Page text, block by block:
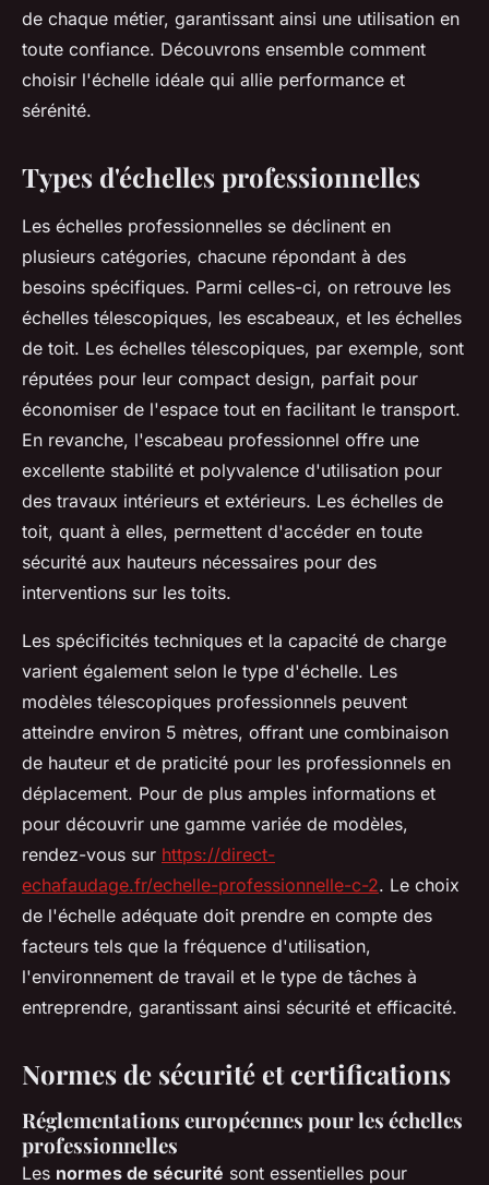
de chaque métier, garantissant ainsi une utilisation en
toute confiance. Découvrons ensemble comment
choisir l'échelle idéale qui allie performance et
sérénité.
Types d'échelles professionnelles
Les échelles professionnelles se déclinent en
plusieurs catégories, chacune répondant à des
besoins spécifiques. Parmi celles-ci, on retrouve les
échelles télescopiques, les escabeaux, et les échelles
de toit. Les échelles télescopiques, par exemple, sont
réputées pour leur compact design, parfait pour
économiser de l'espace tout en facilitant le transport.
En revanche, l'escabeau professionnel offre une
excellente stabilité et polyvalence d'utilisation pour
des travaux intérieurs et extérieurs. Les échelles de
toit, quant à elles, permettent d'accéder en toute
sécurité aux hauteurs nécessaires pour des
interventions sur les toits.
Les spécificités techniques et la capacité de charge
varient également selon le type d'échelle. Les
modèles télescopiques professionnels peuvent
atteindre environ 5 mètres, offrant une combinaison
de hauteur et de praticité pour les professionnels en
déplacement. Pour de plus amples informations et
pour découvrir une gamme variée de modèles,
rendez-vous sur https://direct-
echafaudage.fr/echelle-professionnelle-c-2. Le choix
de l'échelle adéquate doit prendre en compte des
facteurs tels que la fréquence d'utilisation,
l'environnement de travail et le type de tâches à
entreprendre, garantissant ainsi sécurité et efficacité.
Normes de sécurité et certifications
Réglementations européennes pour les échelles
professionnelles
Les normes de sécurité sont essentielles pour